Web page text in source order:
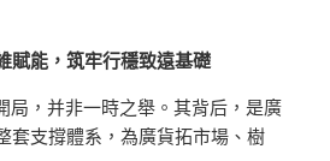
賦能，筑牢行穩致遠基礎
局，并非一時之舉。其背后，是廣
套支撐體系，為廣貨拓市場、樹